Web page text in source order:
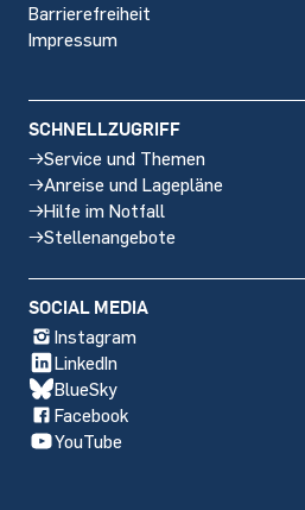
Barrierefreiheit
Impressum
SCHNELLZUGRIFF
Service und Themen
Anreise und Lagepläne
Hilfe im Notfall
Stellenangebote
SOCIAL MEDIA
Instagram
LinkedIn
BlueSky
Facebook
YouTube